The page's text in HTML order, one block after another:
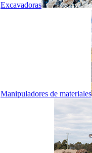
Excavadoras
Manipuladores de materiales